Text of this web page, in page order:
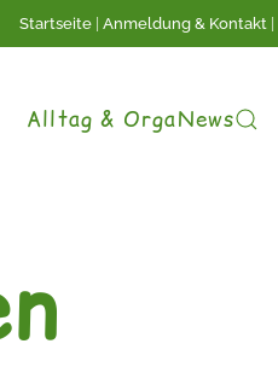
Startseite Anmeldung & Kontakt
Alltag & OrgaNews